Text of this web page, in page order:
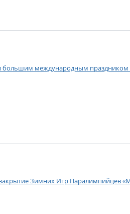
международным праздником
Зимних Игр Паралимпийцев